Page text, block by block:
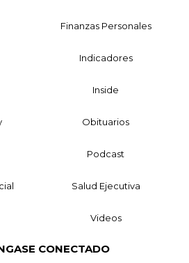
Finanzas Personales
Indicadores
Inside
Obituarios
Podcast
Salud Ejecutiva
Videos
CONECTADO